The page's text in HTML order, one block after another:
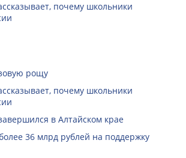
почему школьники
рощу
почему школьники
в Алтайском крае
36 млрд рублей на поддержку